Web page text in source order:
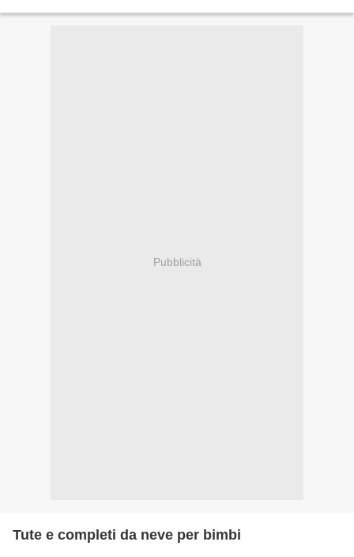
Pubblicità
Tute e completi da neve per bimbi